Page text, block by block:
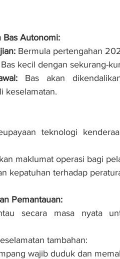
Bas Autonomi:
Bermula pertengahan
Bas kecil dengan sekurang-
Bas akan
keselamatan.
teknologi
maklumat operasi bagi
kepatuhan terhadap
Pemantauan:
secara masa nyata
tambahan:
wajib duduk dan